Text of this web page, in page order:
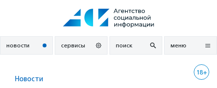
новости сервисы поиск меню
18+
Новости